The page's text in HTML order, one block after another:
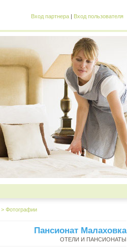
Вход партнера | Вход пользователя
> Фотографии
Пансионат Малаховка
ОТЕЛИ И ПАНСИОНАТЫ